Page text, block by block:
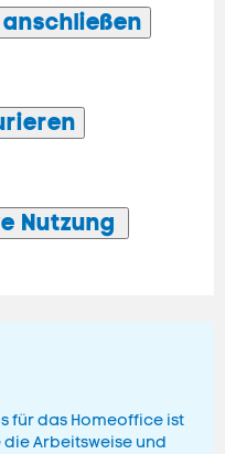
Nutzung
für das Homeoffice ist
Arbeitsweise und